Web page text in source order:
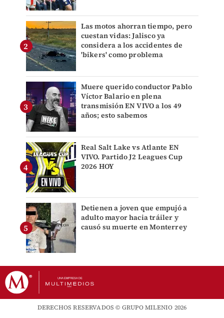
Las motos ahorran tiempo, pero
cuestan vidas: Jalisco ya
considera a los accidentes de
'bikers' como problema
Muere querido conductor Pablo
Víctor Balario en plena
transmisión EN VIVO a los 49
años; esto sabemos
Real Salt Lake vs Atlante EN
VIVO. Partido J2 Leagues Cup
2026 HOY
Detienen a joven que empujó a
adulto mayor hacia tráiler y
causó su muerte en Monterrey
DERECHOS RESERVADOS © GRUPO MILENIO 2026